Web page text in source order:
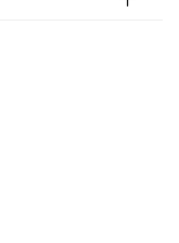
от
приведения в
генератора